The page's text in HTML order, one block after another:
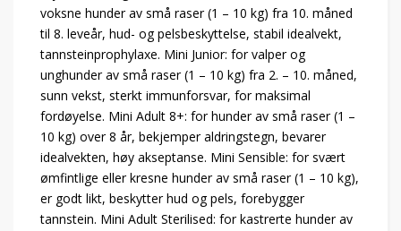
voksne hunder av små raser (1 – 10 kg) fra 10. måned
til 8. leveår, hud- og pelsbeskyttelse, stabil idealvekt,
tannsteinprophylaxe. Mini Junior: for valper og
unghunder av små raser (1 – 10 kg) fra 2. – 10. måned,
sunn vekst, sterkt immunforsvar, for maksimal
fordøyelse. Mini Adult 8+: for hunder av små raser (1 –
10 kg) over 8 år, bekjemper aldringstegn, bevarer
idealvekten, høy akseptanse. Mini Sensible: for svært
ømfintlige eller kresne hunder av små raser (1 – 10 kg),
er godt likt, beskytter hud og pels, forebygger
tannstein. Mini Adult Sterilised: for kastrerte hunder av